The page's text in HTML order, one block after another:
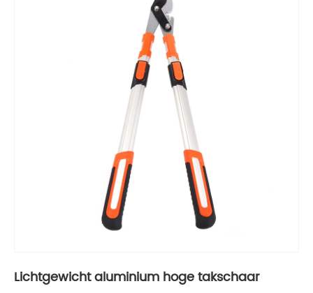
Lichtgewicht aluminium hoge takschaar